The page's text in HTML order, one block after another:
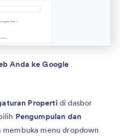
Anda ke Google
Propertidi dasbor
Pengumpulan dan
membuka menu dropdown